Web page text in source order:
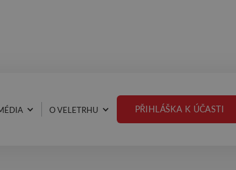
O VELETRHU PŘIHLÁŠKA K ÚČASTI